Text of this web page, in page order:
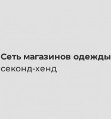
Сеть магазинов одежды
секонд-хенд